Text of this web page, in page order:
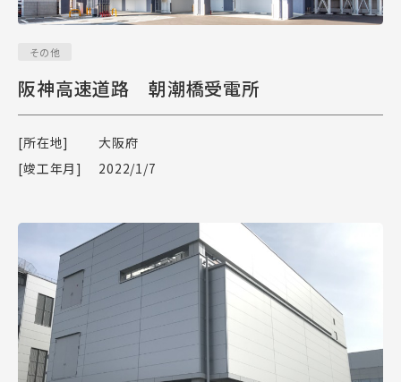
その他
阪神高速道路 朝潮橋受電所
[所在地]
大阪府
[竣工年月]
2022/1/7